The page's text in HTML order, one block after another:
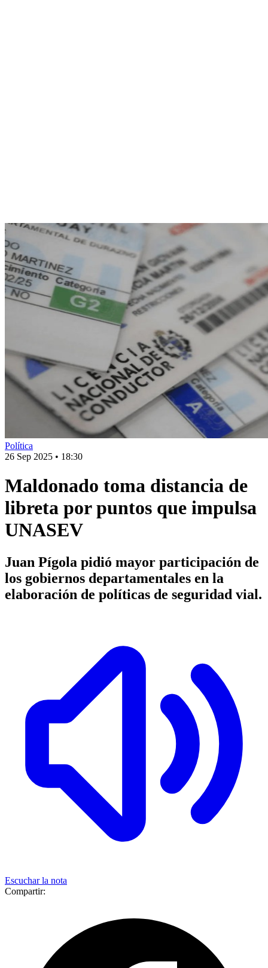
Política
26 Sep 2025 • 18:30
Maldonado toma distancia de
libreta por puntos que impulsa
UNASEV
Juan Pígola pidió mayor participación de
los gobiernos departamentales en la
elaboración de políticas de seguridad vial.
Escuchar la nota
Compartir: